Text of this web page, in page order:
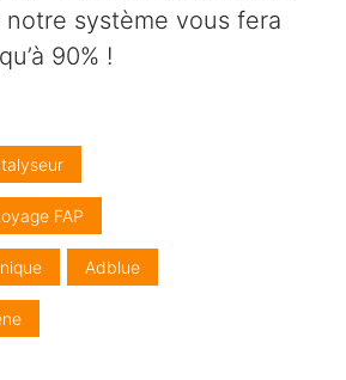
système vous fera
90% !
FAP
Adblue